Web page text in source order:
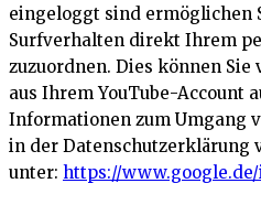
eingeloggt sind ermöglichen
Surfverhalten direkt Ihrem
zuzuordnen. Dies können
aus Ihrem YouTube-Account
Informationen zum Umgang
in der Datenschutzerklärung
unter: https://